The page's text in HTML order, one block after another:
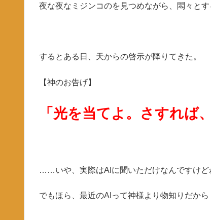
夜な夜なミジンコのを見つめながら、悶々と
するとある日、天からの啓示が降りてきた。
【神のお告げ】
「光を当てよ。さすれば
……いや、実際はAIに聞いただけなんですけど
でもほら、最近のAIって神様より物知りだから